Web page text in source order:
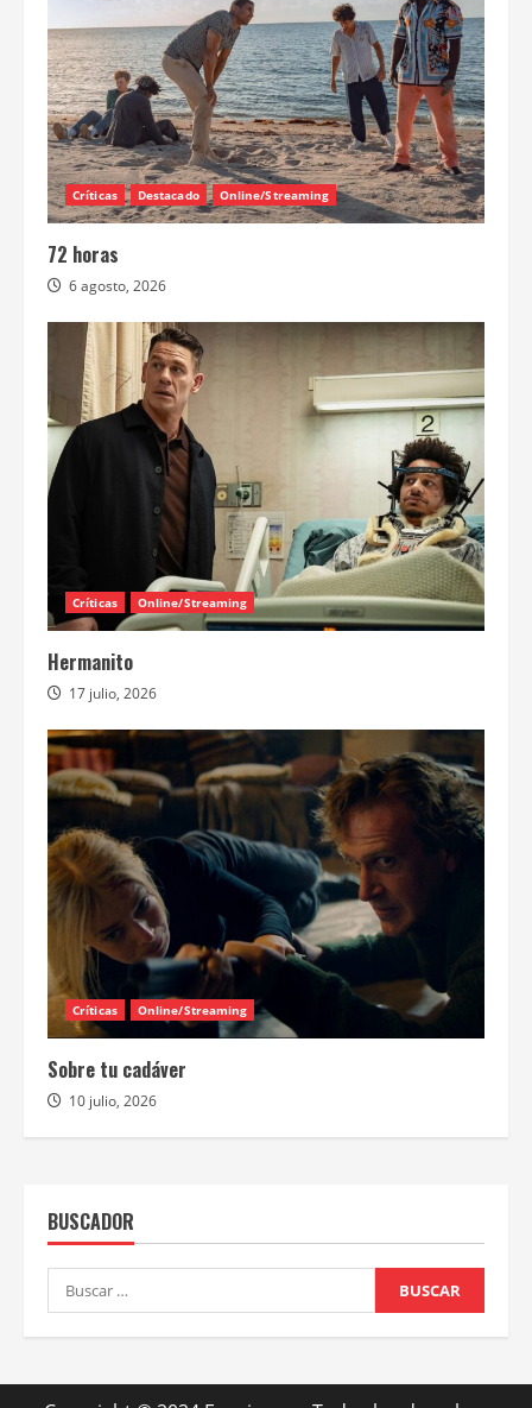
Críticas Destacado Online/Streaming
72 horas
6 agosto, 2026
Críticas Online/Streaming
Hermanito
17 julio, 2026
Críticas Online/Streaming
Sobre tu cadáver
10 julio, 2026
BUSCADOR
Buscar: